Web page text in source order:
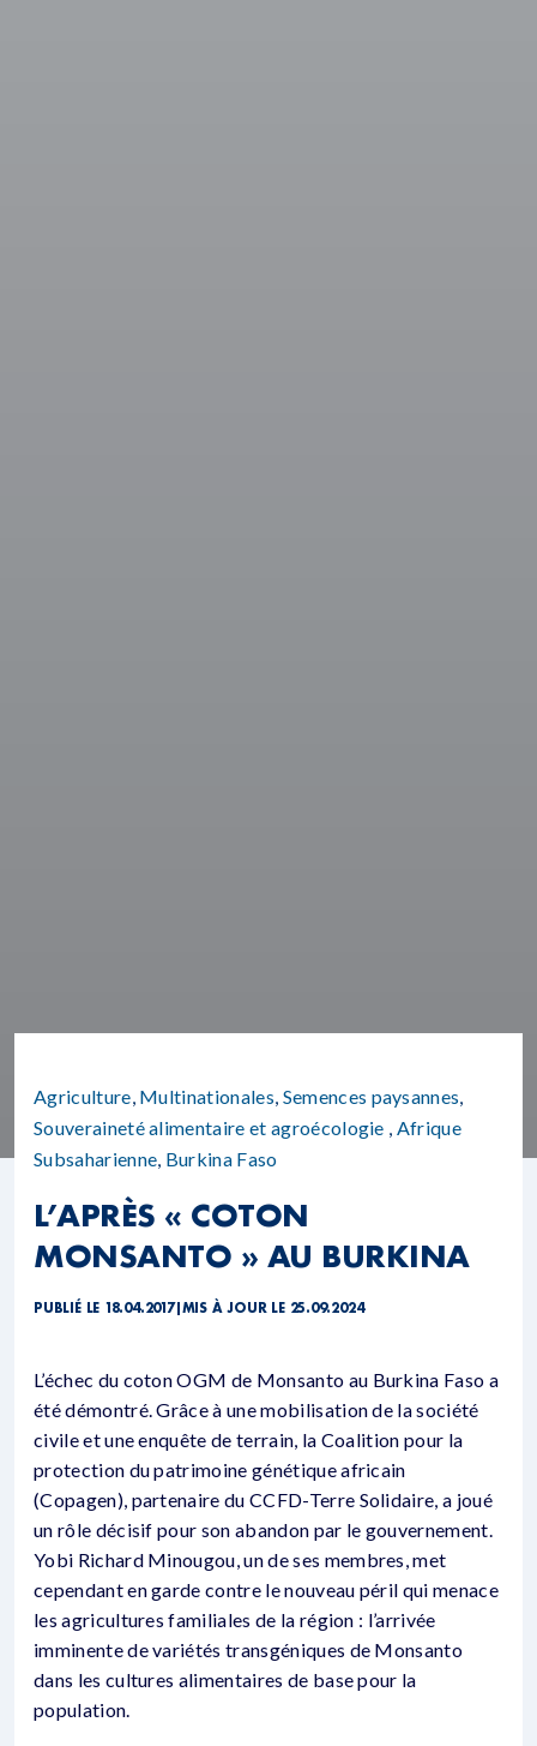
Agriculture, Multinationales, Semences paysannes,
Souveraineté alimentaire et agroécologie , Afrique
Subsaharienne, Burkina Faso
L’APRÈS « COTON
MONSANTO » AU BURKINA
PUBLIÉ LE 18.04.2017| MIS À JOUR LE 25.09.2024
L’échec du coton OGM de Monsanto au Burkina Faso a
été démontré. Grâce à une mobilisation de la société
civile et une enquête de terrain, la Coalition pour la
protection du patrimoine génétique africain
(Copagen), partenaire du CCFD-Terre Solidaire, a joué
un rôle décisif pour son abandon par le gouvernement.
Yobi Richard Minougou, un de ses membres, met
cependant en garde contre le nouveau péril qui menace
les agricultures familiales de la région : l’arrivée
imminente de variétés transgéniques de Monsanto
dans les cultures alimentaires de base pour la
population.